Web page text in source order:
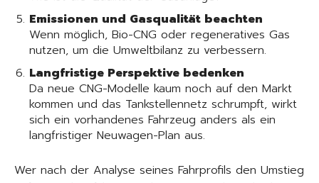
Emissionen und Gasqualität beachten
Wenn möglich, Bio-CNG oder regeneratives Gas
nutzen, um die Umweltbilanz zu verbessern.
Langfristige Perspektive bedenken
Da neue CNG-Modelle kaum noch auf den Markt
kommen und das Tankstellennetz schrumpft, wirkt
sich ein vorhandenes Fahrzeug anders als ein
langfristiger Neuwagen-Plan aus.
Wer nach der Analyse seines Fahrprofils den Umstieg